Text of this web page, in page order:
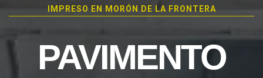
IMPRESO EN MORÓN DE LA FRONTERA
PAVIMENTO